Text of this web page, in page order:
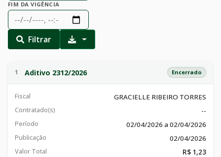
FIM DA VIGÊNCIA
Filtrar
1 Aditivo 2312/2026 Encerrado
Fiscal GRACIELLE RIBEIRO TORRES
Contratado(s) --
Período 02/04/2026 a 02/04/2026
Publicação 02/04/2026
Valor Total R$ 1,23